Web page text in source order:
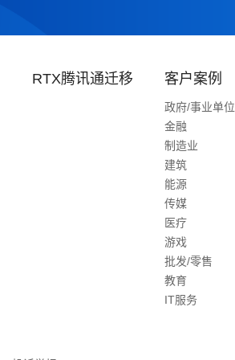
RTX腾讯通迁移 客户案例
政府/事业单位
金融
制造业
建筑
能源
传媒
医疗
游戏
批发/零售
教育
IT服务